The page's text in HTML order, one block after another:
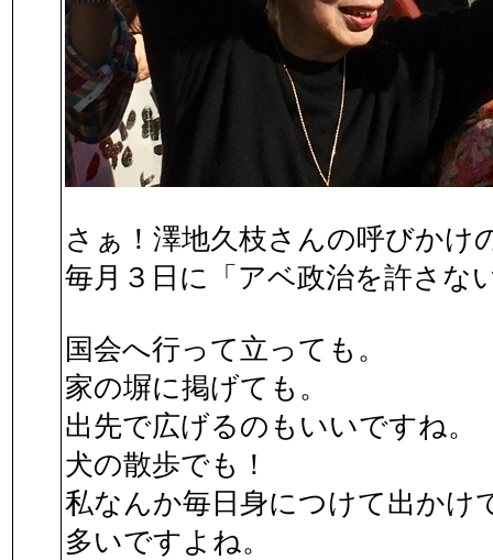
さぁ！澤地久枝さんの呼びかけ
毎月３日に「アベ政治を許さな
国会へ行って立っても。
家の塀に掲げても。
出先で広げるのもいいですね。
犬の散歩でも！
私なんか毎日身につけて出かけ
多いですよね。